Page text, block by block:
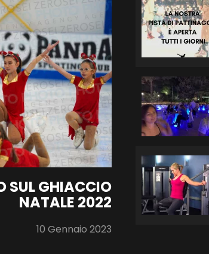
SUL GHIACCIO
NATALE 2022
10 Gennaio 2023